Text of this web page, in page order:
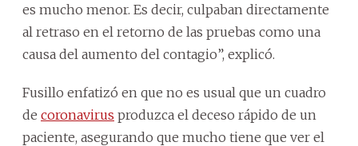
es mucho menor. Es decir, culpaban directamente
al retraso en el retorno de las pruebas como una
causa del aumento del contagio”, explicó.
Fusillo enfatizó en que no es usual que un cuadro
de coronavirus produzca el deceso rápido de un
paciente, asegurando que mucho tiene que ver el